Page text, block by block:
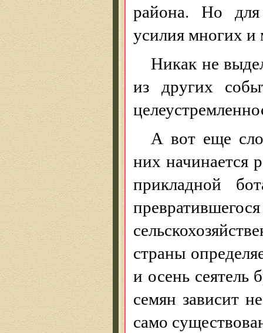
района. Но
усилия многих и
Никак не
из других
А вот еще
них начинается
прикладной
страны
и осень сеятель
семян зависит
само